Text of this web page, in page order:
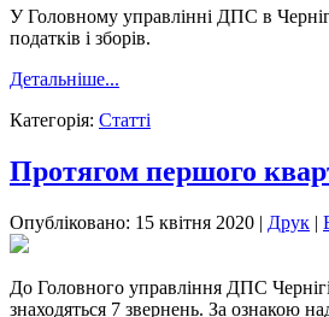
У Головному управлінні ДПС в
податків і зборів.
Детальніше...
Категорія: Статті
Протягом першого
Опубліковано: 15 квітня 2020 | Друк |
До Головного управління ДПС
знаходяться 7 звернень. За ознакою